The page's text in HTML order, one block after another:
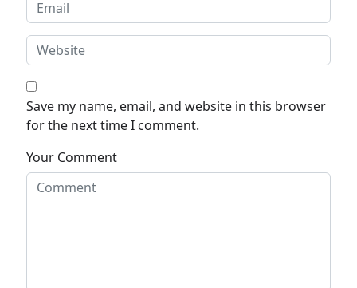
Save my name, email, and website in this browser
for the next time I comment.
Your Comment